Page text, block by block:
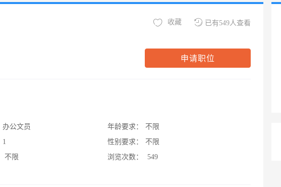
已有549人查看
收藏
申请职位
办公文员
1
不限
年龄要求：
不限
性别要求：
不限
浏览次数：
549